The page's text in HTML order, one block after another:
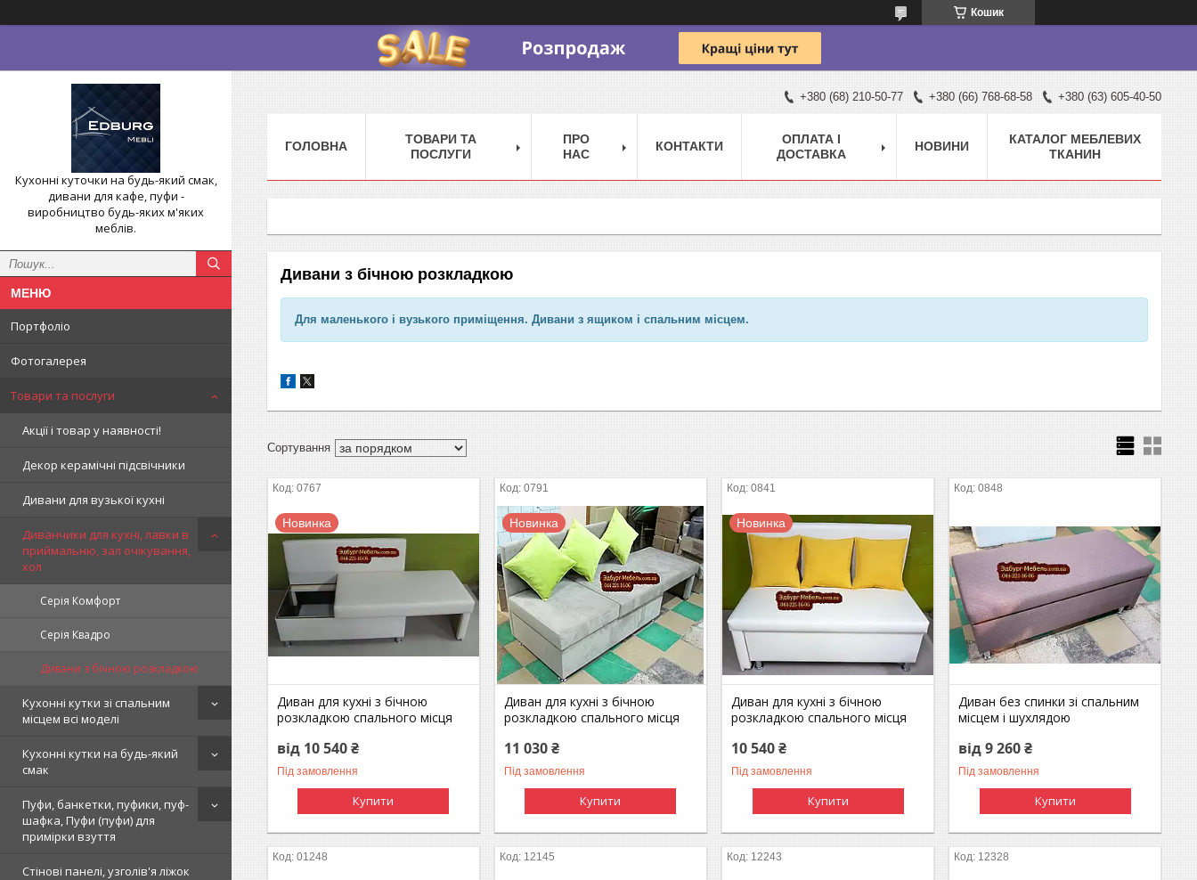
Кошик
Кухонні куточки на будь-який смак,
дивани для кафе, пуфи -
виробництво будь-яких м'яких
меблів.
Портфоліо
Фотогалерея
Товари та послуги
Акції і товар у наявності!
Декор керамічні підсвічники
Дивани для вузької кухні
Диванчики для кухні, лавки в
приймальню, зал очікування,
хол
Серія Комфорт
Серія Квадро
Дивани з бічною розкладкою
Кухонні кутки зі спальним
місцем всі моделі
Кухонні кутки на будь-який
смак
Пуфи, банкетки, пуфики, пуф-
шафка, Пуфи (пуфи) для
примірки взуття
Стінові панелі, узголів'я ліжок
+380 (68) 210-50-77 +380 (66) 768-68-58 +380 (63) 605-40-50
ГОЛОВНА
ТОВАРИ ТА
ПОСЛУГИ
ПРО
НАС
КОНТАКТИ
ОПЛАТА І
ДОСТАВКА
НОВИНИ
КАТАЛОГ МЕБЛЕВИХ
ТКАНИН
Дивани з бічною розкладкою
Для маленького і вузького приміщення. Дивани з ящиком і спальним місцем.
0767
Новинка
Диван для кухні з бічною
розкладкою спального місця
від 10 540 ₴
Під замовлення
Купити
0791
Новинка
Диван для кухні з бічною
розкладкою спального місця
11 030 ₴
Під замовлення
Купити
0841
Новинка
Диван для кухні з бічною
розкладкою спального місця
10 540 ₴
Під замовлення
Купити
0848
Диван без спинки зі спальним
місцем і шухлядою
від 9 260 ₴
Під замовлення
Купити
01248 12145 12243 12328